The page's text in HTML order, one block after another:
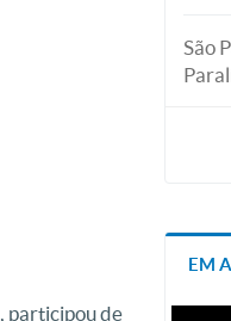
, participou de
São
EM